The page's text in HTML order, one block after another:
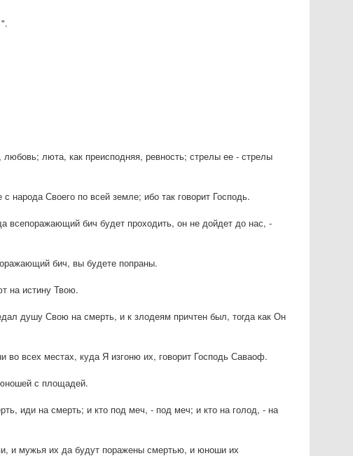
люта, как преисподняя, ревность; стрелы ее - стрелы
народа Своего по всей земле; ибо так говорит Господь.
всепоражающий бич будет проходить, он не дойдет до нас, -
бич, вы будете попраны.
на истину Твою.
душу Свою на смерть, и к злодеям причтен был, тогда как Он
во всех местах, куда Я изгоню их, говорит Господь Саваоф.
с площадей.
иди на смерть; и кто под меч, - под меч; и кто на голод, - на
и мужья их да будут поражены смертью, и юноши их